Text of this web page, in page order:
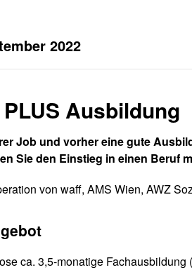
2022
Ausbildung
Job und vorher eine gute
Sie den Einstieg in einen Beruf
von waff, AMS Wien, AWZ
ca. 3,5-monatige Fachausbildung